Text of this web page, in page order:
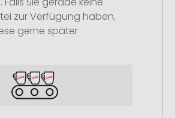
zur Verfügung haben,
gerne später